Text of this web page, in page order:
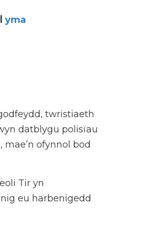
yma
twristiaeth
datblygu polisïau
ofynnol bod
Tir yn
eu harbenigedd